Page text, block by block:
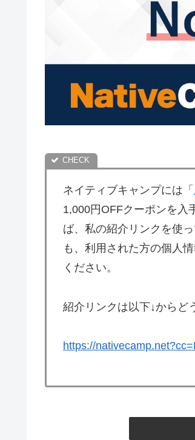
ネイティブキャンプには「
1,000円OFFクーポンを入
ば、私の紹介リンクを使
も、利用された方の個人
ください。
紹介リンクは以下↓からど
https://